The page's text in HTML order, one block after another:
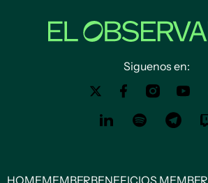
Siguenos en:
HOMEMEMBERBENEFICIOS MEMBER